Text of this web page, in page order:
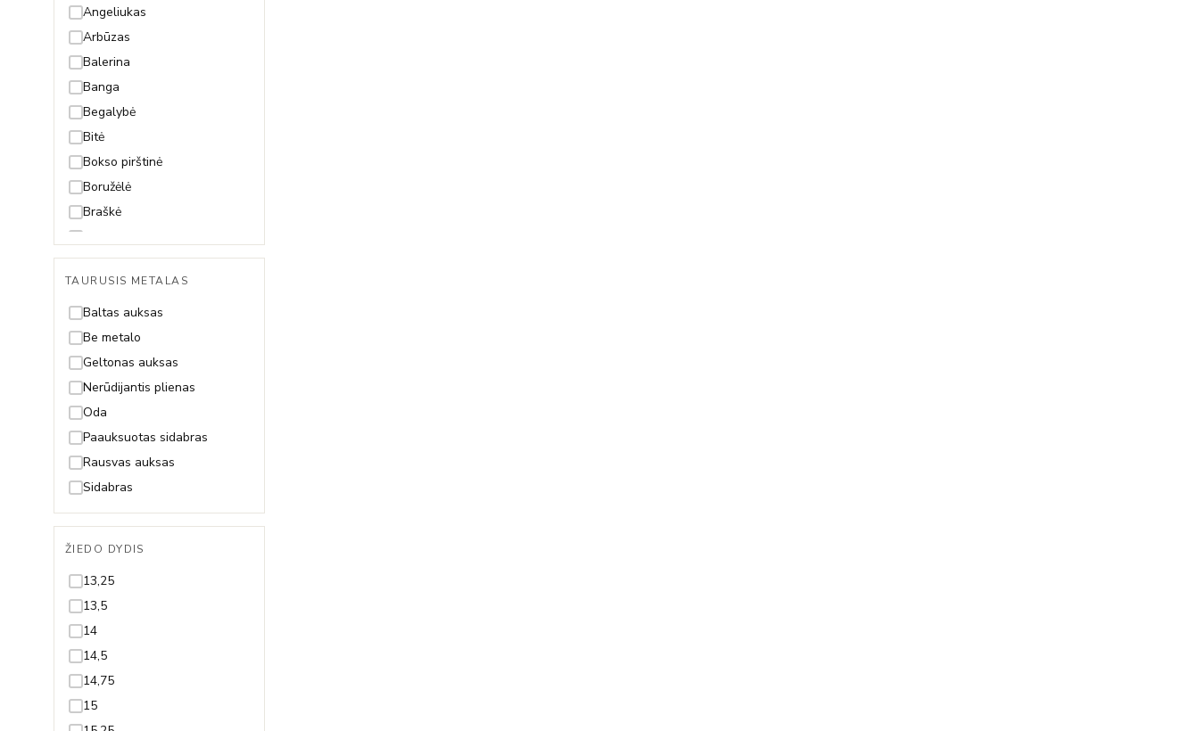
Angeliukas
Arbūzas
Balerina
Banga
Begalybė
Bitė
Bokso pirštinė
Boružėlė
Braškė
Dobilas
Drakonas
Drugelis
Fėja
Gėlytė
Gyvatė
Gyvybės medis
Inicialas/Raidė
Kačiukas
Karūna
Karys
Kelionės
Keltų mazgas
Kriauklytė
Kryželis
Lapelis
Laumžirgis
TAURUSIS METALAS
Baltas auksas
Be metalo
Geltonas auksas
Nerūdijantis plienas
Oda
Paauksuotas sidabras
Rausvas auksas
Sidabras
ŽIEDO DYDIS
13,25
13,5
14
14,5
14,75
15